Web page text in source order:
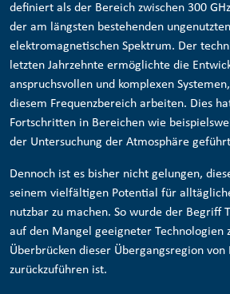
definiert als der Bereich zwischen 300
der am längsten bestehenden
elektromagnetischen Spektrum. Der
letzten Jahrzehnte ermöglichte die
anspruchsvollen und komplexen
diesem Frequenzbereich arbeiten. Dies
Fortschritten in Bereichen wie
der Untersuchung der Atmosphäre
Dennoch ist es bisher nicht gelungen,
seinem vielfältigen Potential für
nutzbar zu machen. So wurde der Begriff
auf den Mangel geeigneter Technologien
Überbrücken dieser Übergangsregion
zurückzuführen ist.